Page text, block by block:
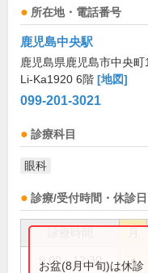
所在地・電話番号
鹿児島中央駅
鹿児島県鹿児島市中央
Li-Ka1920 6階 [地図]
099-201-3021
診療科目
眼科
診療/受付時間・休診日
9:00～12:30 ●
お盆(8月中旬)は休